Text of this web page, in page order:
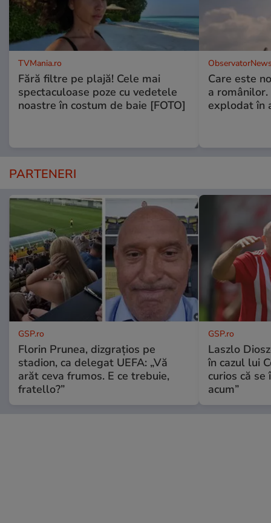
TVMania.ro
Fără filtre pe plajă! Cele mai
spectaculoase poze cu vedetele
noastre în costum de baie [FOTO]
Care este
a
explodat în
PARTENERI
GSP.ro
Florin Prunea, dizgrațios pe
stadion, ca delegat UEFA: „Vă
arăt ceva frumos. E ce trebuie,
fratello?”
GSP.ro
Laszlo
în cazul lui
curios că
acum”